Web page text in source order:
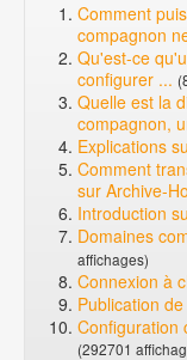
Comment
compagnon
Qu'est-ce
configurer ...
Quelle est la
compagnon,
Explications
Comment
sur Archive-
Introduction
Domaines
affichages)
Connexion à
Publication
Configuration
(292701